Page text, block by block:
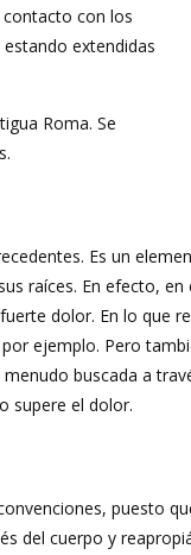
contacto con los
extendidas
Roma. Se
Es un
raíces. En efecto,
dolor. En lo que
ejemplo. Pero
buscada a
supere el dolor.
puesto
del cuerpo y